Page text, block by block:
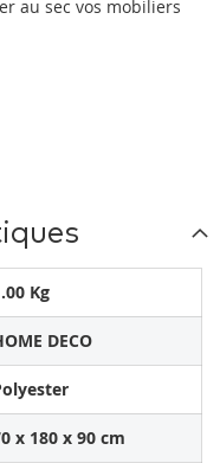
au sec vos mobiliers
Kg
DECO
x 180 x 90 cm